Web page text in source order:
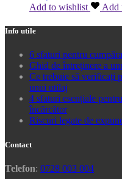
Add to wishlist
Add
Info utile
6 sfaturi pentru
Ghid de întreținere a
Ce trebuie să verificați
unui utilaj
4 sfaturi esențiale
încărcător
Riscuri legate de
Contact
Telefon: 0728 003 004